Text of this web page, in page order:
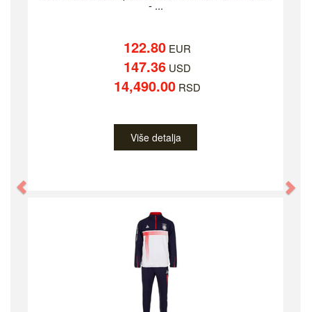
- ...
122.80 EUR
147.36 USD
14,490.00 RSD
Više detalja